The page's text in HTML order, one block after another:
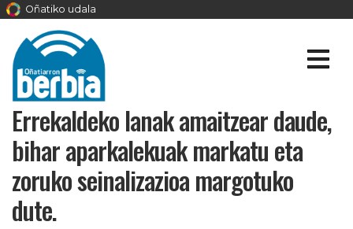
Oñatiko udala
Errekaldeko lanak amaitzear daude,
bihar aparkalekuak markatu eta
zoruko seinalizazioa margotuko
dute.